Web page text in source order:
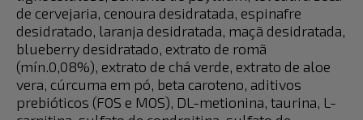
de cervejaria, cenoura desidratada, espinafre
desidratado, laranja desidratada, maçã desidratada,
blueberry desidratado, extrato de romã
(mín.0,08%), extrato de chá verde, extrato de aloe
vera, cúrcuma em pó, beta caroteno, aditivos
prebióticos (FOS e MOS), DL-metionina, taurina, L-